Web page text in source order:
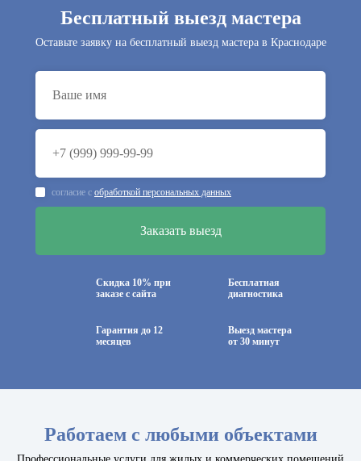
Бесплатный выезд мастера
Оставьте заявку на бесплатный выезд мастера в Краснодаре
согласие с обработкой персональных данных
Скидка 10% при
заказе с сайта
Бесплатная
диагностика
Гарантия до 12
месяцев
Выезд мастера
от 30 минут
Работаем с любыми объектами